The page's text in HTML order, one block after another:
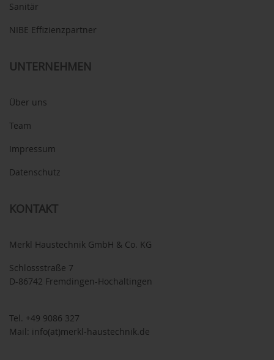
Sanitär
NIBE Effizienzpartner
UNTERNEHMEN
Über uns
Team
Impressum
Datenschutz
KONTAKT
Merkl Haustechnik GmbH & Co. KG
Schlossstraße 7
D-86742 Fremdingen-Hochaltingen
Tel. +49 9086 327
Mail: info(at)merkl-haustechnik.de